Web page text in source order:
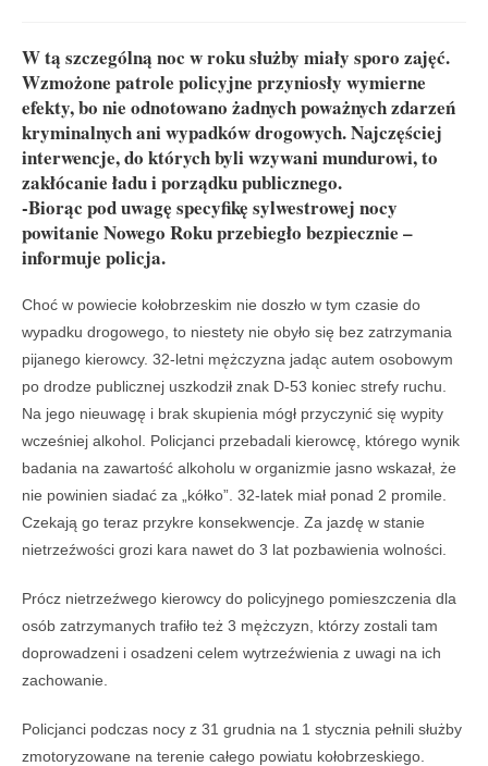
W tą szczególną noc w roku służby miały sporo zajęć.
Wzmożone patrole policyjne przyniosły wymierne
efekty, bo nie odnotowano żadnych poważnych zdarzeń
kryminalnych ani wypadków drogowych. Najczęściej
interwencje, do których byli wzywani mundurowi, to
zakłócanie ładu i porządku publicznego.
-Biorąc pod uwagę specyfikę sylwestrowej nocy
powitanie Nowego Roku przebiegło bezpiecznie –
informuje policja.
Choć w powiecie kołobrzeskim nie doszło w tym czasie do
wypadku drogowego, to niestety nie obyło się bez zatrzymania
pijanego kierowcy. 32-letni mężczyzna jadąc autem osobowym
po drodze publicznej uszkodził znak D-53 koniec strefy ruchu.
Na jego nieuwagę i brak skupienia mógł przyczynić się wypity
wcześniej alkohol. Policjanci przebadali kierowcę, którego wynik
badania na zawartość alkoholu w organizmie jasno wskazał, że
nie powinien siadać za „kółko”. 32-latek miał ponad 2 promile.
Czekają go teraz przykre konsekwencje. Za jazdę w stanie
nietrzeźwości grozi kara nawet do 3 lat pozbawienia wolności.
Prócz nietrzeźwego kierowcy do policyjnego pomieszczenia dla
osób zatrzymanych trafiło też 3 mężczyzn, którzy zostali tam
doprowadzeni i osadzeni celem wytrzeźwienia z uwagi na ich
zachowanie.
Policjanci podczas nocy z 31 grudnia na 1 stycznia pełnili służby
zmotoryzowane na terenie całego powiatu kołobrzeskiego.